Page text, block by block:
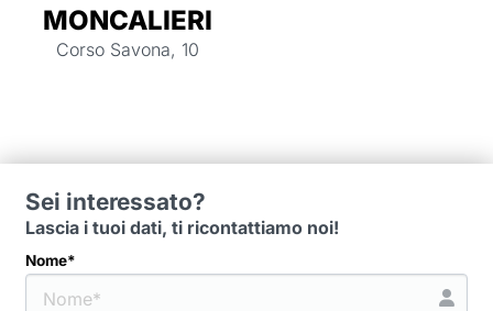
MONCALIERI
Corso Savona, 10
Sei interessato?
Lascia i tuoi dati, ti ricontattiamo noi!
Nome*